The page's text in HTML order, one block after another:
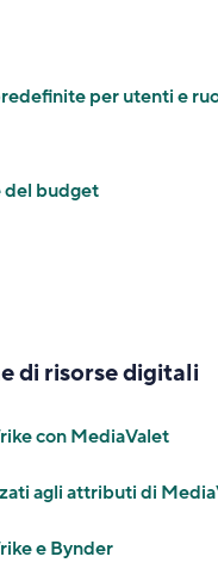
per utenti e
del budget
di risorse digitali
con MediaValet
agli attributi di
e Bynder